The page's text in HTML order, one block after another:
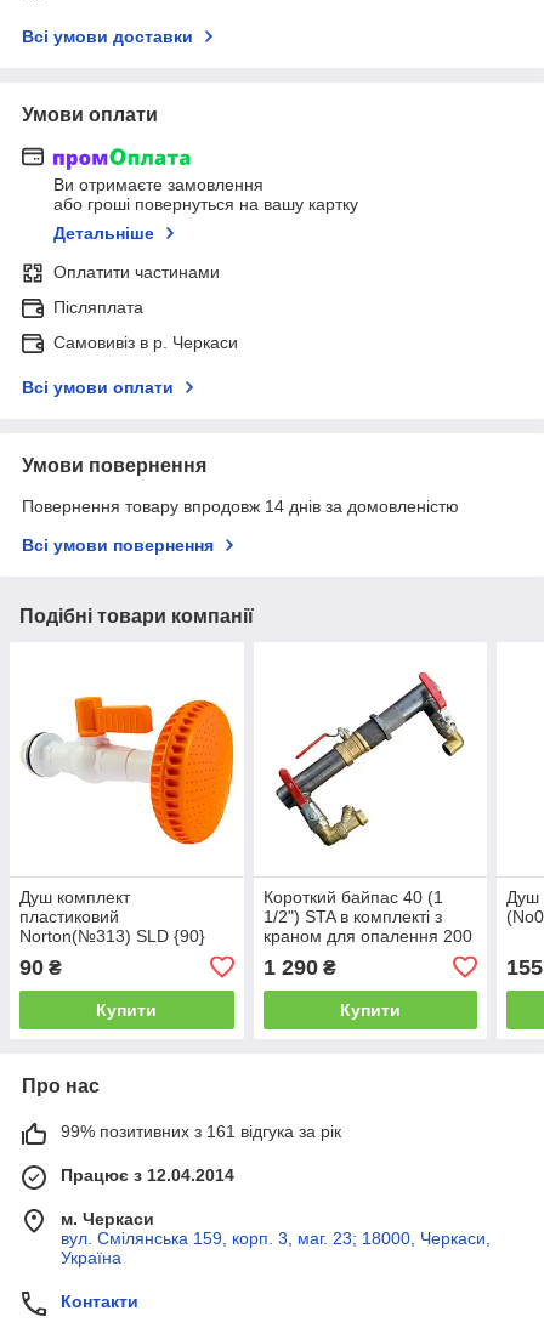
Всі умови доставки
Умови оплати
Ви отримаєте замовлення
або гроші повернуться на вашу картку
Детальніше
Оплатити частинами
Післяплата
Самовивіз в р. Черкаси
Всі умови оплати
Умови повернення
Повернення товару впродовж 14 днів за домовленістю
Всі умови повернення
Подібні товари компанії
Душ комплект
пластиковий
Norton(№313) SLD {90}
90 ₴
Купити
Короткий байпас 40 (1
1/2") STA в комплекті з
краном для опалення 200
1 290₴
Купити
Душ
155
Про нас
99% позитивних з 161 відгука за рік
Працює з 12.04.2014
м. Черкаси
вул. Смілянська 159, корп. 3, маг. 23; 18000, Черкаси,
Україна
Контакти